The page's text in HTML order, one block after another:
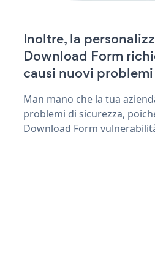
Inoltre, la
Download Form
causi nuovi
Man mano che la tua
problemi di sicurezza,
Download Form